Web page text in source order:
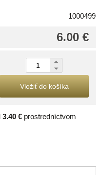
1000499
6.00 €
Vložiť do košíka
3.40 € prostredníctvom